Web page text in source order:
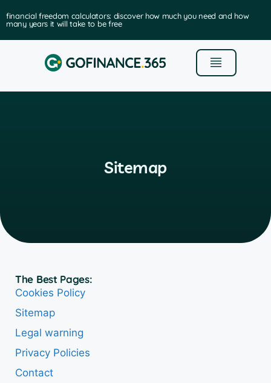
financial freedom calculators: discover how much you need and how
many years it will take to be free
Sitemap
The Best Pages:
Cookies Policy
Sitemap
Legal warning
Privacy Policies
Contact